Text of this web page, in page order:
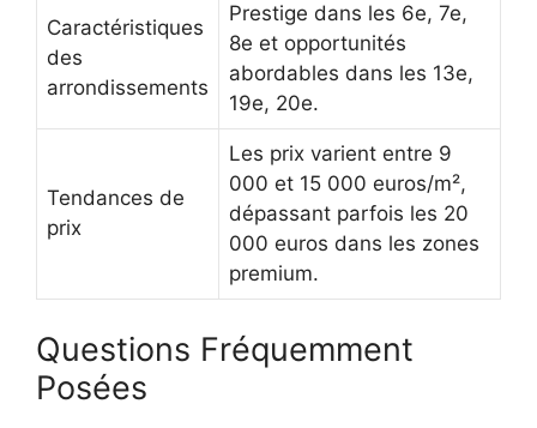
Caractéristiques
des
arrondissements
Prestige dans les 6e, 7e,
8e et opportunités
abordables dans les 13e,
19e, 20e.
Tendances de
prix
Les prix varient entre 9
000 et 15 000 euros/m²,
dépassant parfois les 20
000 euros dans les zones
premium.
Questions Fréquemment
Posées